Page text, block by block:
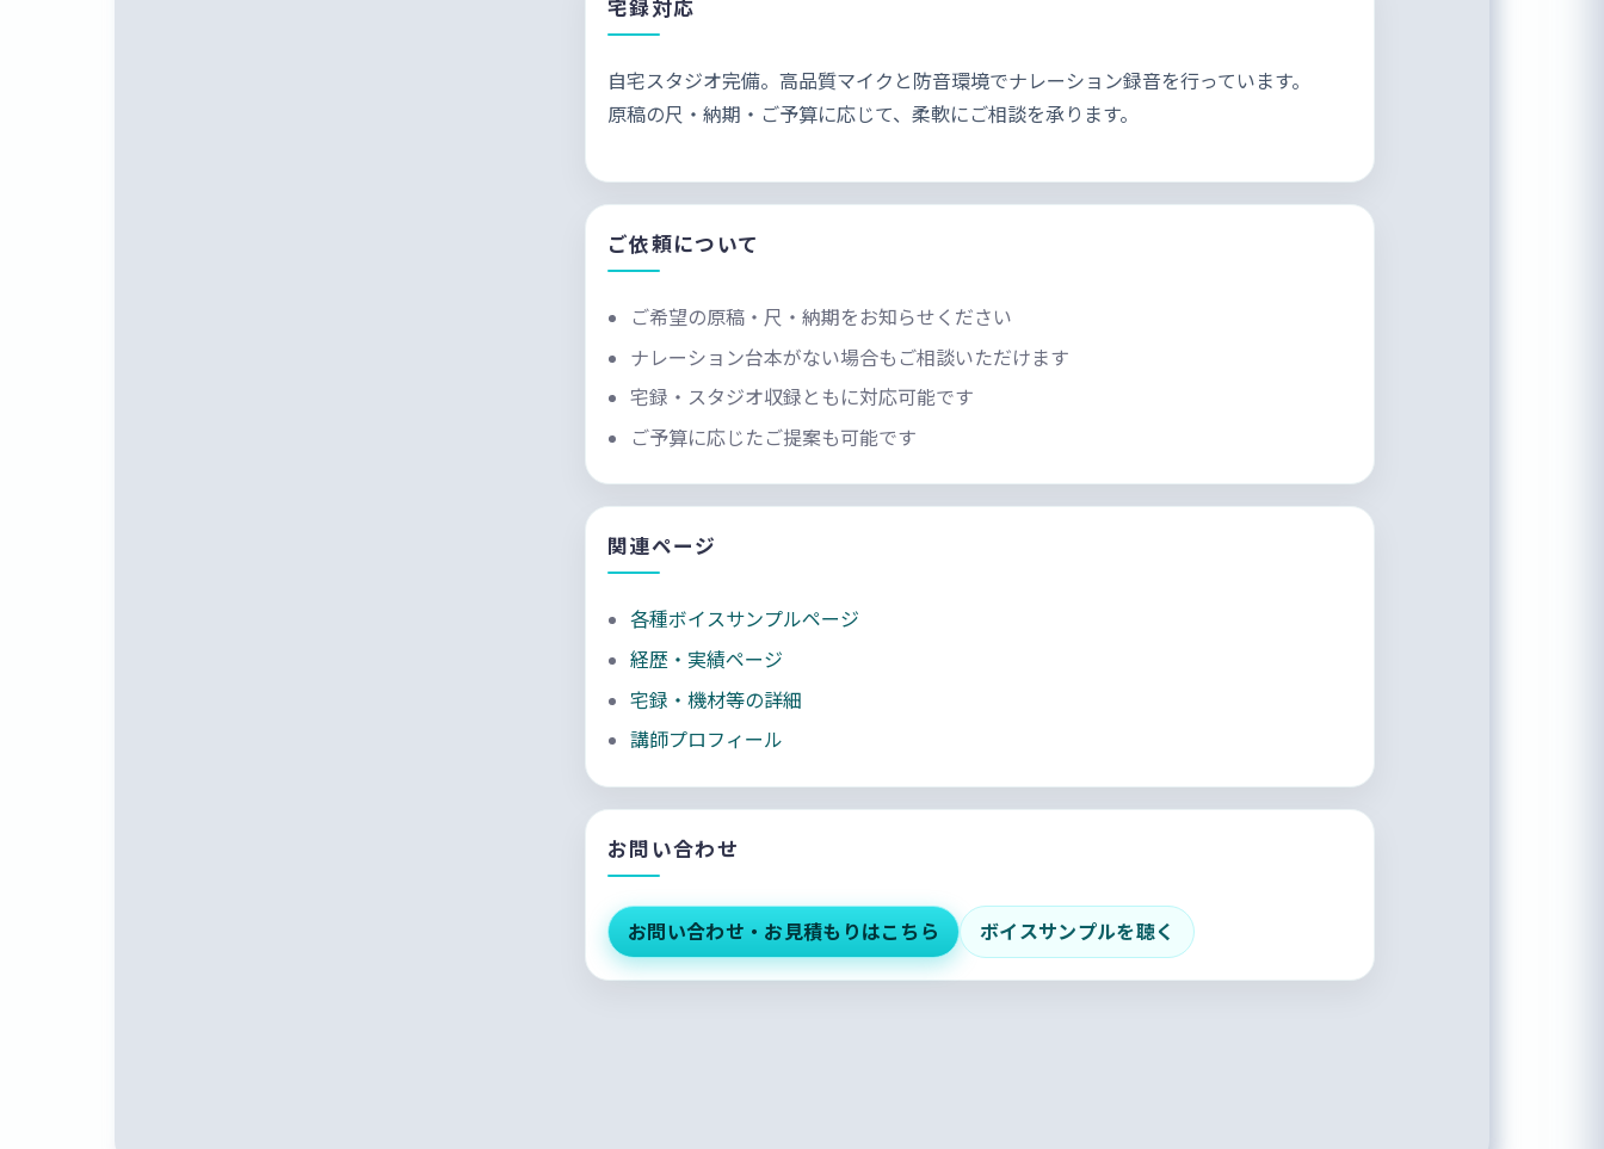
宅録対応
自宅スタジオ完備。高品質マイクと防音環境でナレーション録音を行っています。
原稿の尺・納期・ご予算に応じて、柔軟にご相談を承ります。
ご依頼について
ご希望の原稿・尺・納期をお知らせください
ナレーション台本がない場合もご相談いただけます
宅録・スタジオ収録ともに対応可能です
ご予算に応じたご提案も可能です
関連ページ
各種ボイスサンプルページ
経歴・実績ページ
宅録・機材等の詳細
講師プロフィール
お問い合わせ
お問い合わせ・お見積もりはこちら ボイスサンプルを聴く